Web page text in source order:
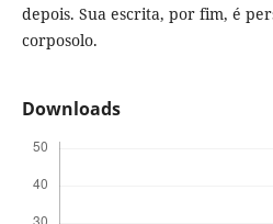
depois. Sua escrita, por fim, é
corposolo.
Downloads